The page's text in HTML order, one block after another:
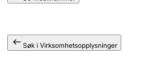
Søk i Virksomhetsopplysninger